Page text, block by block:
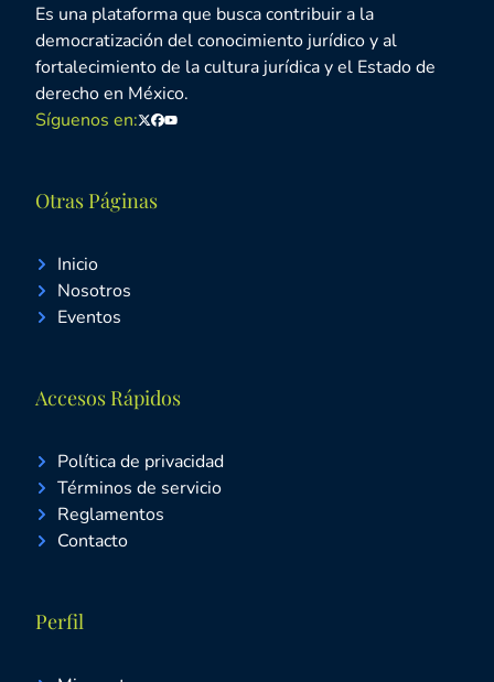
Es una plataforma que busca contribuir a la
democratización del conocimiento jurídico y al
fortalecimiento de la cultura jurídica y el Estado de
derecho en México.
Síguenos en:Twitter
Facebook
Youtube
Otras Páginas
Inicio
Nosotros
Eventos
Accesos Rápidos
Política de privacidad
Términos de servicio
Reglamentos
Contacto
Perfil